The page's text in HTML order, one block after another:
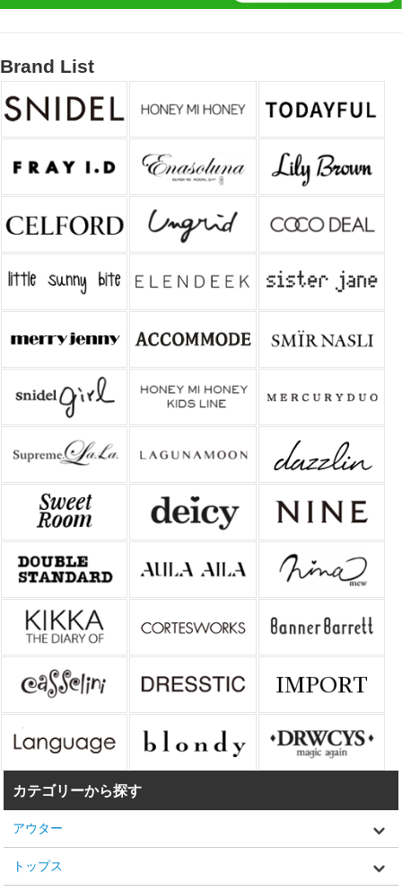
Brand List
カテゴリーから探す
アウター
トップス